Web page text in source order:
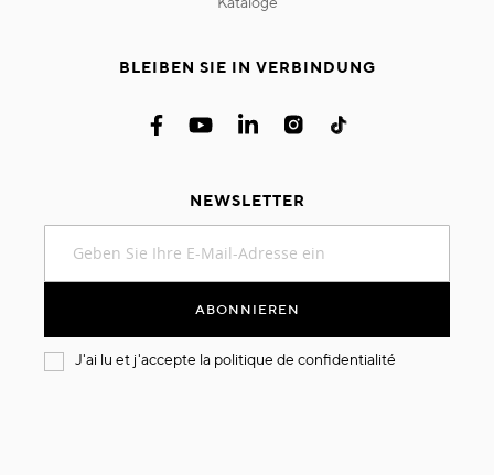
BLEIBEN SIE IN VERBINDUNG
NEWSLETTER
sich
an:
ABONNIEREN
J'ai lu et j'accepte la politique de confidentialité